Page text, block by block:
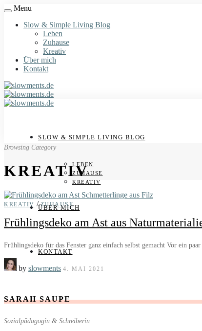
Menu
Slow & Simple Living Blog
Leben
Zuhause
Kreativ
Über mich
Kontakt
SLOW & SIMPLE LIVING BLOG
LEBEN
ZUHAUSE
KREATIV
ÜBER MICH
KONTAKT
Browsing Category
KREATIV
KREATIV / ZUHAUSE
Frühlingsdeko am Ast aus
Frühlingsdeko für das Fenster ganz einfach selbst gemacht Vor ein
by slowments 4. MAI 2021
SARAH SAUPE
Sozialpädagogin & Schreiberin